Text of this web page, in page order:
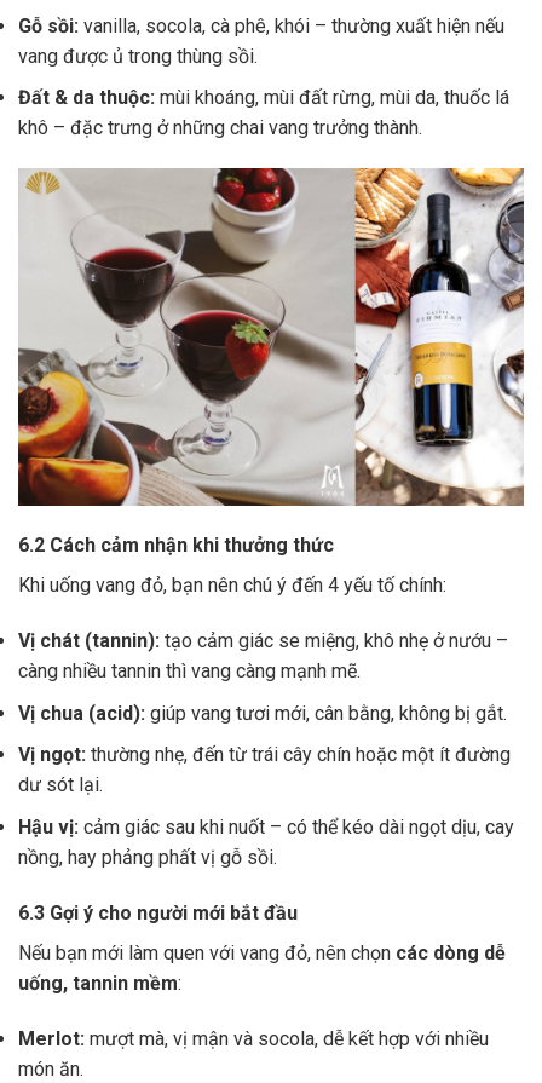
Gỗ sồi: vanilla, socola, cà phê, khói – thường xuất hiện nếu
vang được ủ trong thùng sồi.
Đất & da thuộc: mùi khoáng, mùi đất rừng, mùi da, thuốc lá
khô – đặc trưng ở những chai vang trưởng thành.
6.2 Cách cảm nhận khi thưởng thức
Khi uống vang đỏ, bạn nên chú ý đến 4 yếu tố chính:
Vị chát (tannin): tạo cảm giác se miệng, khô nhẹ ở nướu –
càng nhiều tannin thì vang càng mạnh mẽ.
Vị chua (acid): giúp vang tươi mới, cân bằng, không bị gắt.
Vị ngọt: thường nhẹ, đến từ trái cây chín hoặc một ít đường
dư sót lại.
Hậu vị: cảm giác sau khi nuốt – có thể kéo dài ngọt dịu, cay
nồng, hay phảng phất vị gỗ sồi.
6.3 Gợi ý cho người mới bắt đầu
Nếu bạn mới làm quen với vang đỏ, nên chọn các dòng dễ
uống, tannin mềm:
Merlot: mượt mà, vị mận và socola, dễ kết hợp với nhiều
món ăn.